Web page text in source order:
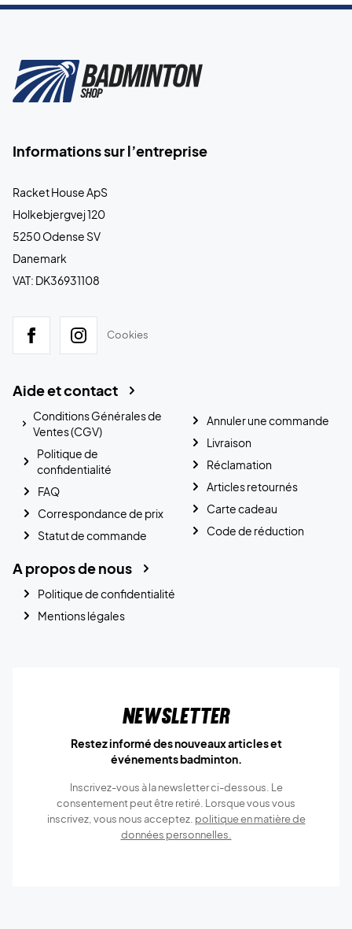
Informations sur l’entreprise
Racket House ApS
Holkebjergvej 120
5250 Odense SV
Danemark
VAT: DK36931108
Cookies
Aide et contact
Conditions Générales de
Ventes (CGV)
Politique de
confidentialité
FAQ
Correspondance de prix
Statut de commande
Annuler une commande
Livraison
Réclamation
Articles retournés
Carte cadeau
Code de réduction
A propos de nous
Politique de confidentialité
Mentions légales
Newsletter
Restez informé des nouveaux articles et
événements badminton.
Inscrivez-vous à la newsletter ci-dessous. Le
consentement peut être retiré. Lorsque vous vous
inscrivez, vous nous acceptez. politique en matière de
données personnelles.